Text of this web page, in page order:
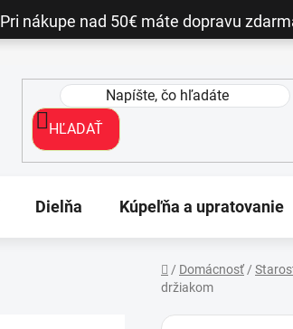
Pri nákupe nad 50€ máte dopravu
HĽADAŤ
Dielňa Kúpeľňa a upratovanie
Domov
/ Domácnosť /
držiakom